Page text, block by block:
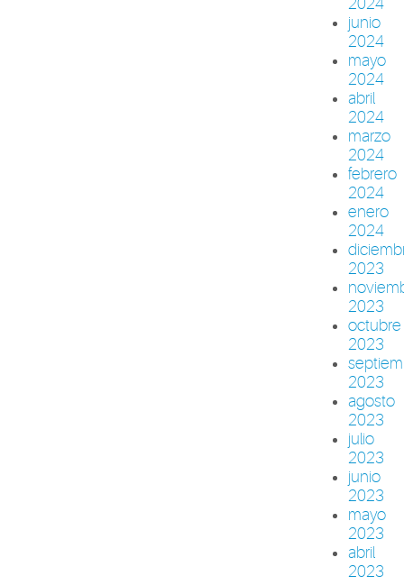
junio
2024
mayo
2024
abril
2024
marzo
2024
febrero
2024
enero
2024
2023
2023
octubre
2023
2023
agosto
2023
julio
2023
junio
2023
mayo
2023
abril
2023